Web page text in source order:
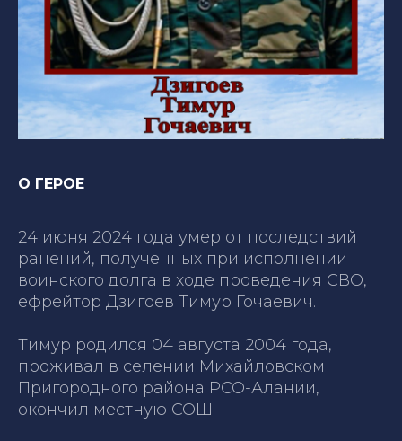
О ГЕРОЕ
24 июня 2024 года умер от последствий
ранений, полученных при исполнении
воинского долга в ходе проведения СВО,
ефрейтор Дзигоев Тимур Гочаевич.
Тимур родился 04 августа 2004 года,
проживал в селении Михайловском
Пригородного района РСО-Алании,
окончил местную СОШ.